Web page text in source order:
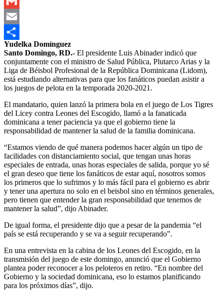
Gmail
Email
Compartir
Yudelka Domínguez
Santo Domingo, RD.- El presidente Luis Abinader indicó que
conjuntamente con el ministro de Salud Pública, Plutarco Arias y la
Liga de Béisbol Profesional de la República Dominicana (Lidom),
está estudiando alternativas para que los fanáticos puedan asistir a
los juegos de pelota en la temporada 2020-2021.
El mandatario, quien lanzó la primera bola en el juego de Los Tigres
del Licey contra Leones del Escogido, llamó a la fanaticada
dominicana a tener paciencia ya que el gobierno tiene la
responsabilidad de mantener la salud de la familia dominicana.
“Estamos viendo de qué manera podemos hacer algún un tipo de
facilidades con distanciamiento social, que tengan unas horas
especiales de entrada, unas horas especiales de salida, porque yo sé
el gran deseo que tiene los fanáticos de estar aquí, nosotros somos
los primeros que lo sufrimos y lo más fácil para el gobierno es abrir
y tener una apertura no solo en el beisbol sino en términos generales,
pero tienen que entender la gran responsabilidad que tenemos de
mantener la salud”, dijo Abinader.
De igual forma, el presidente dijo que a pesar de la pandemia “el
país se está recuperando y se va a seguir recuperando”.
En una entrevista en la cabina de los Leones del Escogido, en la
transmisión del juego de este domingo, anunció que el Gobierno
plantea poder reconocer a los peloteros en retiro. “En nombre del
Gobierno y la sociedad dominicana, eso lo estamos planificando
para los próximos días”, dijo.